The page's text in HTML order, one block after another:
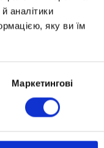
аналітики
яку ви їм
Маркетингові